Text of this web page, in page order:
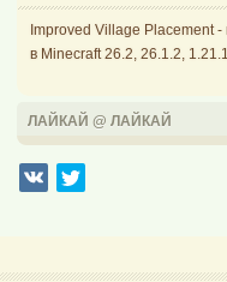
Improved Village Placement
в Minecraft 26.2, 26.1.2,
ЛАЙКАЙ @ ЛАЙКАЙ